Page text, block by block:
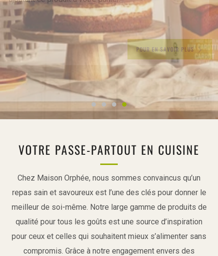
faire les choses autrement, avec cœur et conviction.
DÉCOUVRIR NOTRE DÉMARCHE
VOTRE PASSE-PARTOUT EN CUISINE
Chez Maison Orphée, nous sommes convaincus qu’un
repas sain et savoureux est l’une des clés pour donner le
meilleur de soi-même. Notre large gamme de produits de
qualité pour tous les goûts est une source d’inspiration
pour ceux et celles qui souhaitent mieux s’alimenter sans
compromis. Grâce à notre engagement envers des